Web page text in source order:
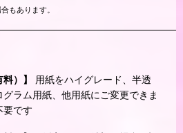
もあります。
）】
用紙をハイグレード、半透
ラム用紙、他用紙にご変更できま
要です